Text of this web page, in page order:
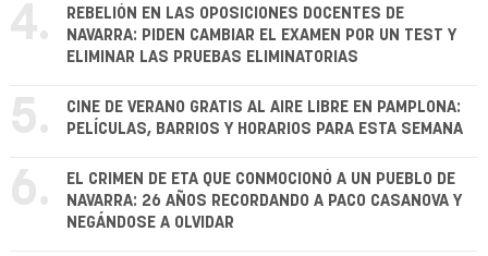
4.
REBELIÓN EN LAS OPOSICIONES DOCENTES DE
NAVARRA: PIDEN CAMBIAR EL EXAMEN POR UN TEST Y
ELIMINAR LAS PRUEBAS ELIMINATORIAS
5.
CINE DE VERANO GRATIS AL AIRE LIBRE EN PAMPLONA:
PELÍCULAS, BARRIOS Y HORARIOS PARA ESTA SEMANA
6.
EL CRIMEN DE ETA QUE CONMOCIONÓ A UN PUEBLO DE
NAVARRA: 26 AÑOS RECORDANDO A PACO CASANOVA Y
NEGÁNDOSE A OLVIDAR